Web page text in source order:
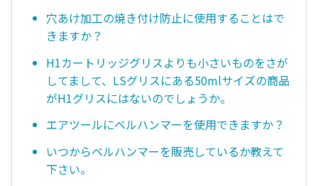
穴あけ加工の焼き付け防止に使用することはで
きますか？
H1カートリッジグリスよりも小さいものをさが
してまして、LSグリスにある50mlサイズの商品
がH1グリスにはないのでしょうか。
エアツールにベルハンマーを使用できますか？
いつからベルハンマーを販売しているか教えて
下さい。